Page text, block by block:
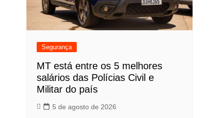
Segurança
MT está entre os 5 melhores
salários das Polícias Civil e
Militar do país
5 de agosto de 2026